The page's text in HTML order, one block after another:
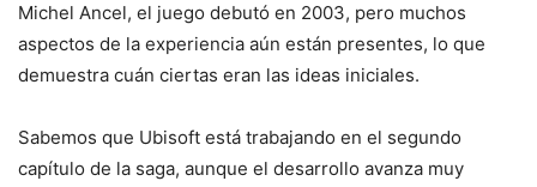
Michel Ancel, el juego debutó en 2003, pero muchos
aspectos de la experiencia aún están presentes, lo que
demuestra cuán ciertas eran las ideas iniciales.
Sabemos que Ubisoft está trabajando en el segundo
capítulo de la saga, aunque el desarrollo avanza muy